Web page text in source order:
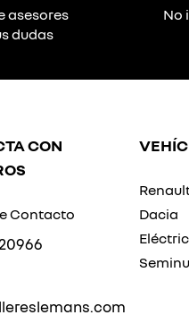
asesores
dudas
No
CON
Contacto
Dacia